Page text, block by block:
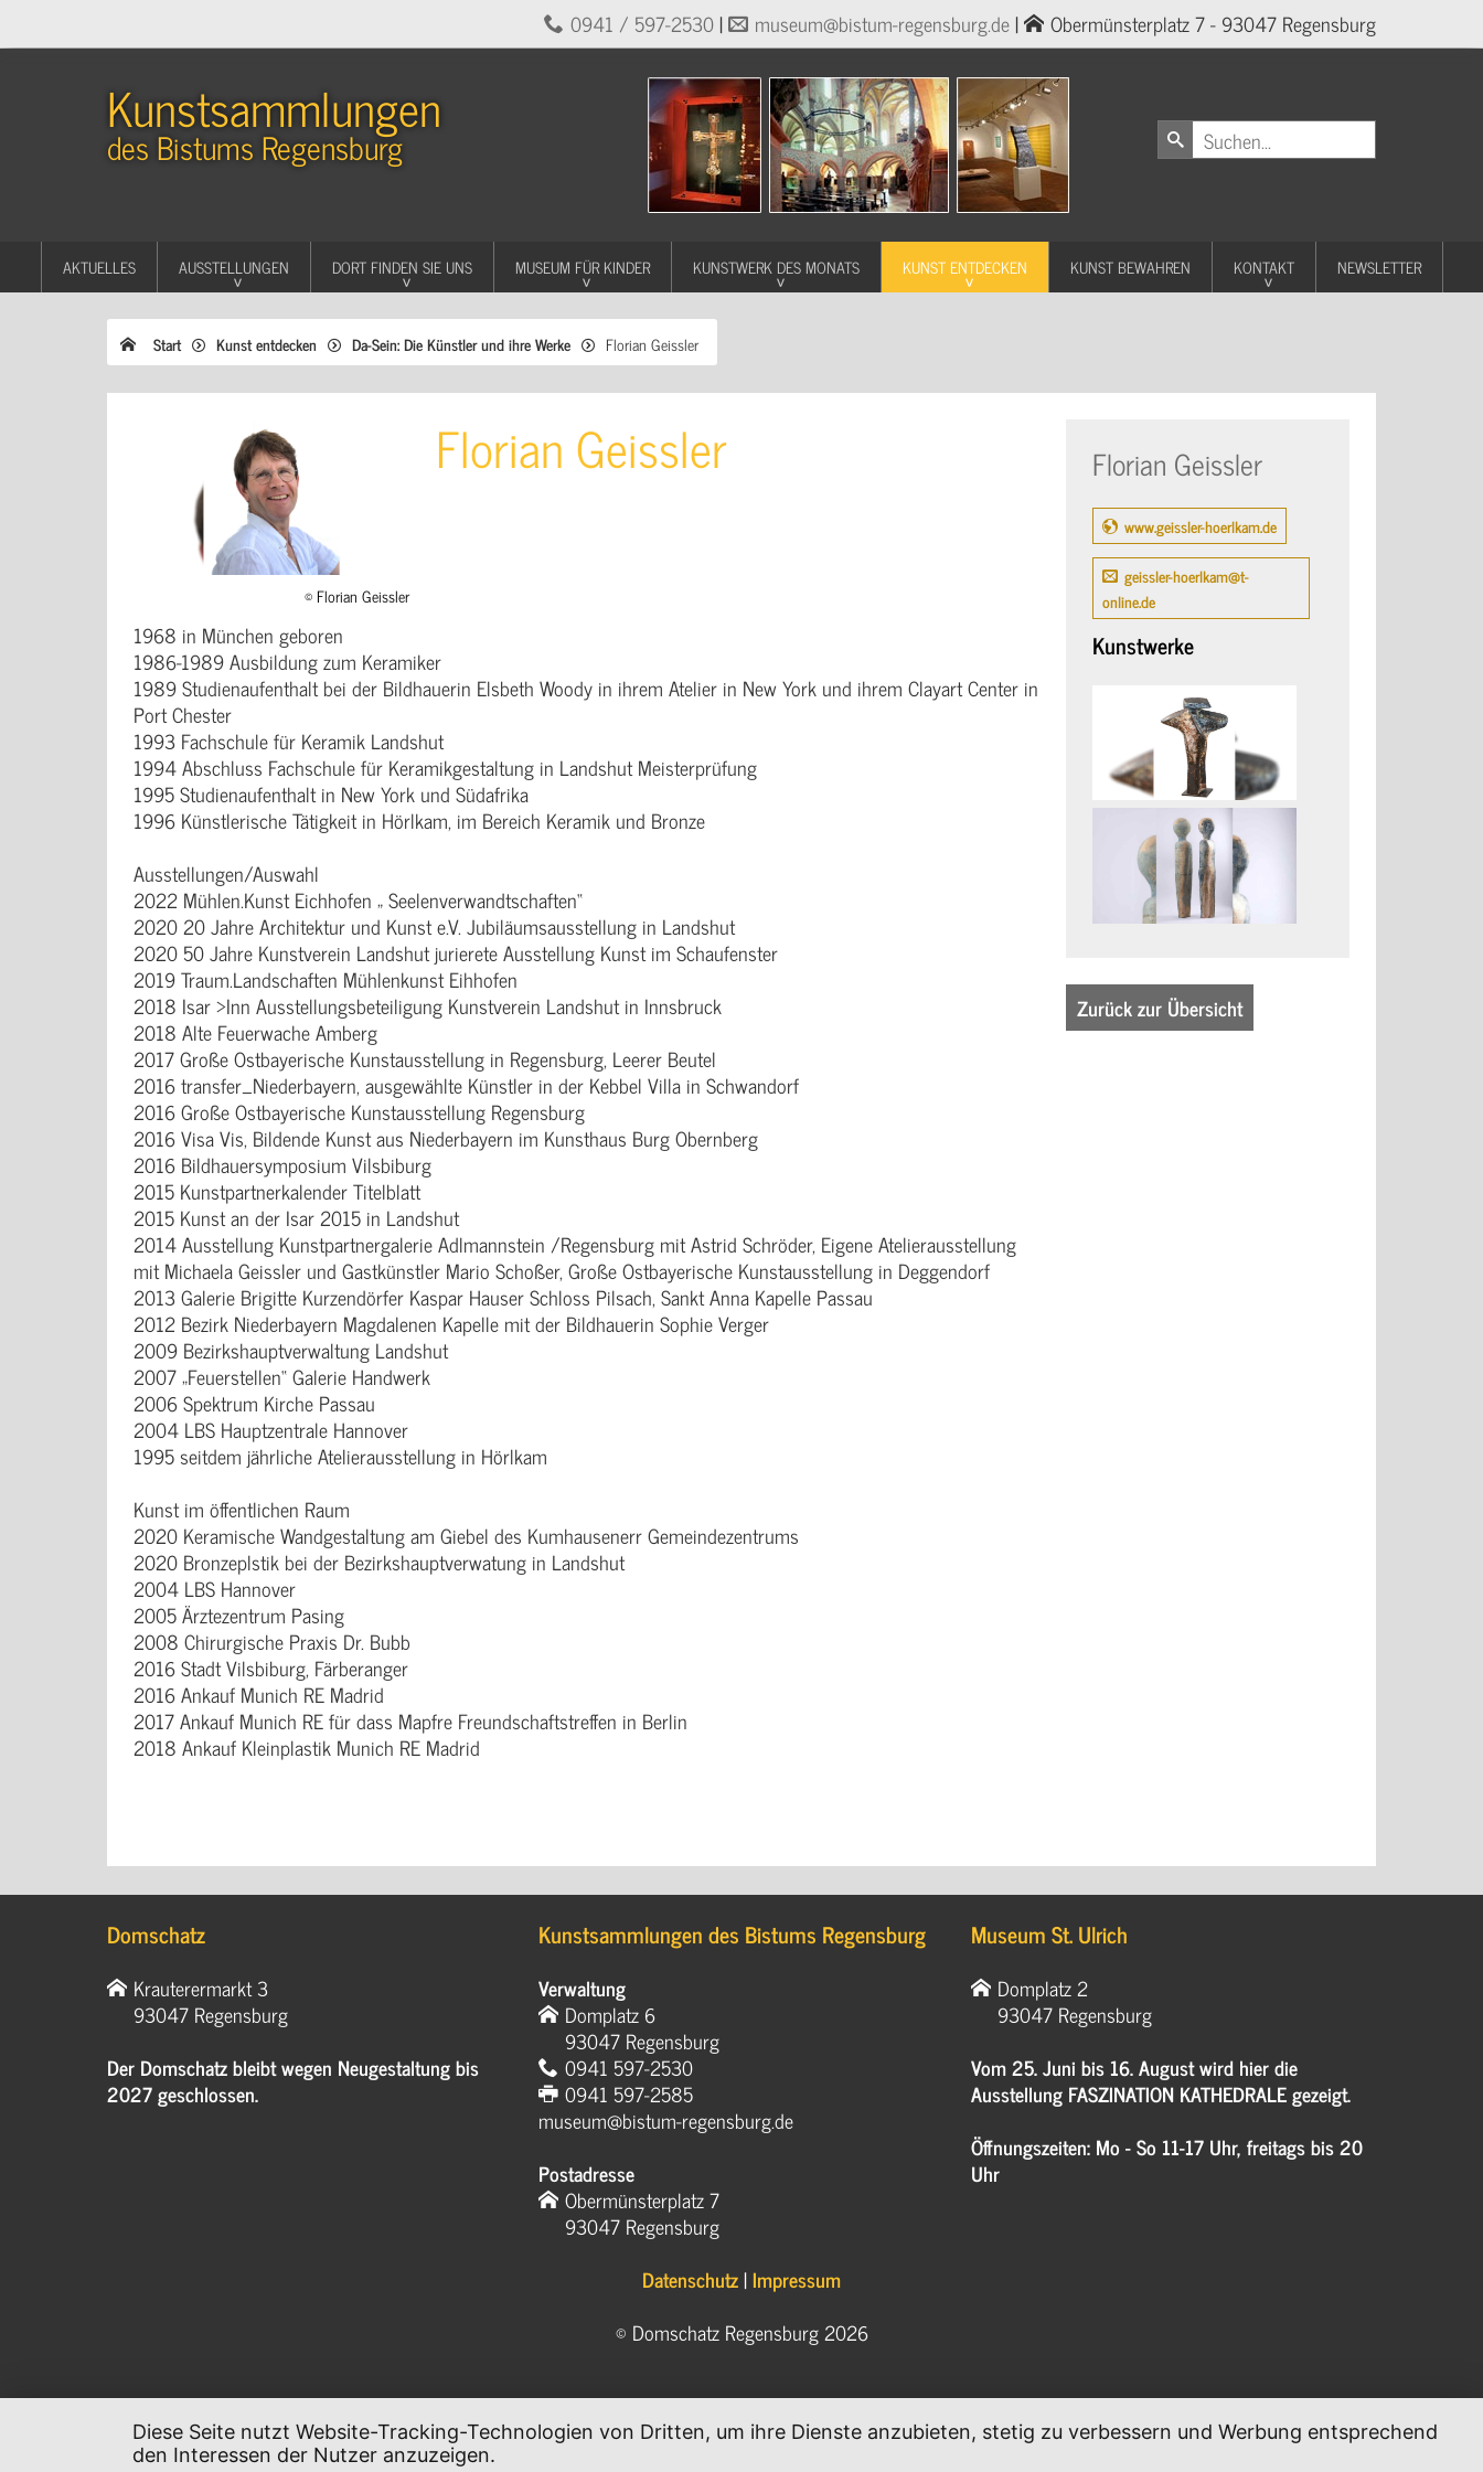
0941 / 597-2530| museum@bistum-regensburg.de| Obermünsterplatz 7 - 93047 Regensburg
Kunstsammlungen
des Bistums Regensburg
AKTUELLES AUSSTELLUNGEN DORT FINDEN SIE UNS MUSEUM FÜR KINDER KUNSTWERK DES MONATS KUNST ENTDECKEN KUNST BEWAHREN KONTAKT NEWSLETTER
Start Kunst entdecken Da-Sein: Die Künstler und ihre Werke Florian Geissler
© Florian Geissler
Florian Geissler
1968 in München geboren
1986-1989 Ausbildung zum Keramiker
1989 Studienaufenthalt bei der Bildhauerin Elsbeth Woody in ihrem Atelier in New York und ihrem Clayart Center in
Port Chester
1993 Fachschule für Keramik Landshut
1994 Abschluss Fachschule für Keramikgestaltung in Landshut Meisterprüfung
1995 Studienaufenthalt in New York und Südafrika
1996 Künstlerische Tätigkeit in Hörlkam, im Bereich Keramik und Bronze
Ausstellungen/Auswahl
2022 Mühlen.Kunst Eichhofen „ Seelenverwandtschaften“
2020 20 Jahre Architektur und Kunst e.V. Jubiläumsausstellung in Landshut
2020 50 Jahre Kunstverein Landshut jurierete Ausstellung Kunst im Schaufenster
2019 Traum.Landschaften Mühlenkunst Eihhofen
2018 Isar >Inn Ausstellungsbeteiligung Kunstverein Landshut in Innsbruck
2018 Alte Feuerwache Amberg
2017 Große Ostbayerische Kunstausstellung in Regensburg, Leerer Beutel
2016 transfer_Niederbayern, ausgewählte Künstler in der Kebbel Villa in Schwandorf
2016 Große Ostbayerische Kunstausstellung Regensburg
2016 Visa Vis, Bildende Kunst aus Niederbayern im Kunsthaus Burg Obernberg
2016 Bildhauersymposium Vilsbiburg
2015 Kunstpartnerkalender Titelblatt
2015 Kunst an der Isar 2015 in Landshut
2014 Ausstellung Kunstpartnergalerie Adlmannstein /Regensburg mit Astrid Schröder, Eigene Atelierausstellung
mit Michaela Geissler und Gastkünstler Mario Schoßer, Große Ostbayerische Kunstausstellung in Deggendorf
2013 Galerie Brigitte Kurzendörfer Kaspar Hauser Schloss Pilsach, Sankt Anna Kapelle Passau
2012 Bezirk Niederbayern Magdalenen Kapelle mit der Bildhauerin Sophie Verger
2009 Bezirkshauptverwaltung Landshut
2007 „Feuerstellen“ Galerie Handwerk
2006 Spektrum Kirche Passau
2004 LBS Hauptzentrale Hannover
1995 seitdem jährliche Atelierausstellung in Hörlkam
Kunst im öffentlichen Raum
2020 Keramische Wandgestaltung am Giebel des Kumhausenerr Gemeindezentrums
2020 Bronzeplstik bei der Bezirkshauptverwatung in Landshut
2004 LBS Hannover
2005 Ärztezentrum Pasing
2008 Chirurgische Praxis Dr. Bubb
2016 Stadt Vilsbiburg, Färberanger
2016 Ankauf Munich RE Madrid
2017 Ankauf Munich RE für dass Mapfre Freundschaftstreffen in Berlin
2018 Ankauf Kleinplastik Munich RE Madrid
Florian Geissler
www.geissler-hoerlkam.de
geissler-hoerlkam@t-
online.de
Kunstwerke
Zurück zur Übersicht
Domschatz
Krauterermarkt 3
93047 Regensburg
Der Domschatz bleibt wegen Neugestaltung bis
2027 geschlossen.
Kunstsammlungen des Bistums Regensburg
Verwaltung
Domplatz 6
93047 Regensburg
0941 597-2530
0941 597-2585
museum@bistum-regensburg.de
Postadresse
Obermünsterplatz 7
93047 Regensburg
Museum St. Ulrich
Domplatz 2
93047 Regensburg
Vom 25. Juni bis 16. August wird hier die
Ausstellung FASZINATION KATHEDRALE gezeigt.
Öffnungszeiten: Mo - So 11-17 Uhr, freitags bis 20
Uhr
Datenschutz|Impressum
© Domschatz Regensburg 2026
Diese Seite nutzt Website-Tracking-Technologien von Dritten, um ihre Dienste anzubieten, stetig zu verbessern und Werbung entsprechend
den Interessen der Nutzer anzuzeigen.